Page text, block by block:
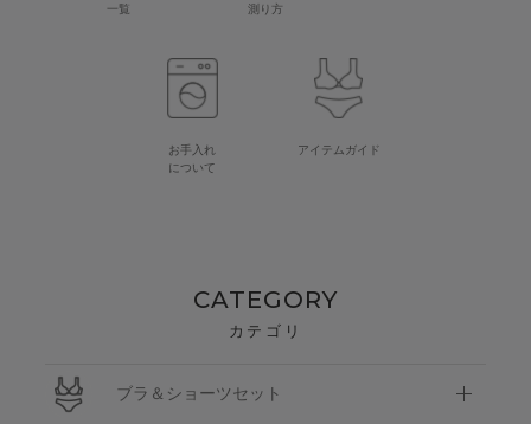
一覧
測り方
お手入れ
について
アイテムガイド
CATEGORY
カテゴリ
ブラ＆ショーツセット